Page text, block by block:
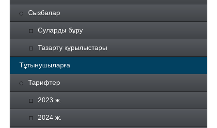
Сызбалар
Суларды бұру
Тазарту құрылыстары
Тұтынушыларға
Тарифтер
2023 ж.
2024 ж.